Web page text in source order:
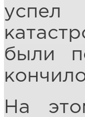
были
На